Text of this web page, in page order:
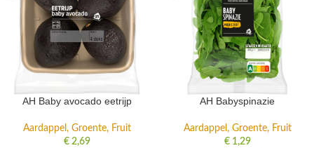
AH Baby avocado eetrijp
Aardappel, Groente, Fruit
€2,69
AH Babyspinazie
Aardappel, Groente, Fruit
€1,29